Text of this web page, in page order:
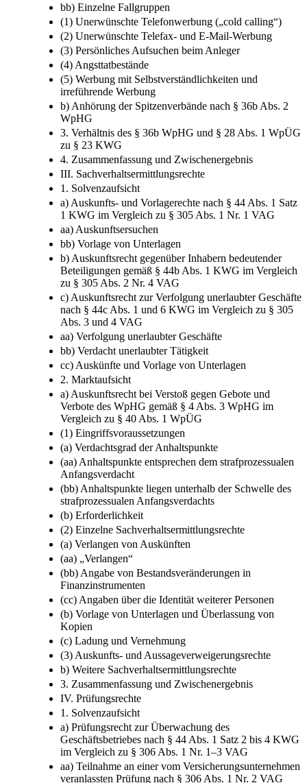
(a) Nach § 36b Abs. 1 WpHG
(b) Nach § 28 Abs. 1 WpÜG
bb) Einzelne Fallgruppen
(1) Unerwünschte Telefonwerbung („cold calling“)
(2) Unerwünschte Telefax- und E-Mail-Werbung
(3) Persönliches Aufsuchen beim Anleger
(4) Angsttatbestände
(5) Werbung mit Selbstverständlichkeiten und
irreführende Werbung
b) Anhörung der Spitzenverbände nach § 36b Abs. 2
WpHG
3. Verhältnis des § 36b WpHG und § 28 Abs. 1 WpÜG
zu § 23 KWG
4. Zusammenfassung und Zwischenergebnis
III. Sachverhaltsermittlungsrechte
1. Solvenzaufsicht
a) Auskunfts- und Vorlagerechte nach § 44 Abs. 1 Satz
1 KWG im Vergleich zu § 305 Abs. 1 Nr. 1 VAG
aa) Auskunftsersuchen
bb) Vorlage von Unterlagen
b) Auskunftsrecht gegenüber Inhabern bedeutender
Beteiligungen gemäß § 44b Abs. 1 KWG im Vergleich
zu § 305 Abs. 2 Nr. 4 VAG
c) Auskunftsrecht zur Verfolgung unerlaubter Geschäfte
nach § 44c Abs. 1 und 6 KWG im Vergleich zu § 305
Abs. 3 und 4 VAG
aa) Verfolgung unerlaubter Geschäfte
bb) Verdacht unerlaubter Tätigkeit
cc) Auskünfte und Vorlage von Unterlagen
2. Marktaufsicht
a) Auskunftsrecht bei Verstoß gegen Gebote und
Verbote des WpHG gemäß § 4 Abs. 3 WpHG im
Vergleich zu § 40 Abs. 1 WpÜG
(1) Eingriffsvoraussetzungen
(a) Verdachtsgrad der Anhaltspunkte
(aa) Anhaltspunkte entsprechen dem strafprozessualen
Anfangsverdacht
(bb) Anhaltspunkte liegen unterhalb der Schwelle des
strafprozessualen Anfangsverdachts
(b) Erforderlichkeit
(2) Einzelne Sachverhaltsermittlungsrechte
(a) Verlangen von Auskünften
(aa) „Verlangen“
(bb) Angabe von Bestandsveränderungen in
Finanzinstrumenten
(cc) Angaben über die Identität weiterer Personen
(b) Vorlage von Unterlagen und Überlassung von
Kopien
(c) Ladung und Vernehmung
(3) Auskunfts- und Aussageverweigerungsrechte
b) Weitere Sachverhaltsermittlungsrechte
3. Zusammenfassung und Zwischenergebnis
IV. Prüfungsrechte
1. Solvenzaufsicht
a) Prüfungsrecht zur Überwachung des
Geschäftsbetriebes nach § 44 Abs. 1 Satz 2 bis 4 KWG
im Vergleich zu § 306 Abs. 1 Nr. 1–3 VAG